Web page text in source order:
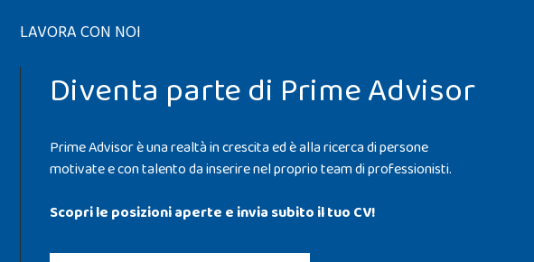
LAVORA CON NOI
Diventa parte di Prime Advisor
Prime Advisor è una realtà in crescita ed è alla ricerca di persone
motivate e con talento da inserire nel proprio team di professionisti.
Scopri le posizioni aperte e invia subito il tuo CV!